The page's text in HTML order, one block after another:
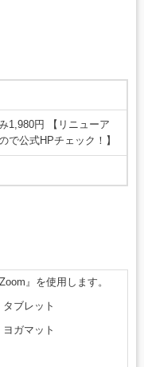
1,980円 【リニューア
で公式HPチェック！】
』を使用します。
ブレット
ガマット